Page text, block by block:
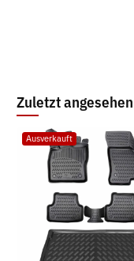
Zuletzt angesehen
Ausverkauft